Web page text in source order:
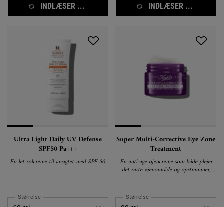
INDLÆSER ... INDLÆSER ...
Ultra Light Daily UV Defense
SPF50 Pa+++
En let solcreme til ansigtet med SPF 50.
Størrelse
Super Multi-Corrective Eye Zone
Treatment
En anti-age øjencreme som både plejer
det sarte øjenområde og opstrammer,
Størrelse